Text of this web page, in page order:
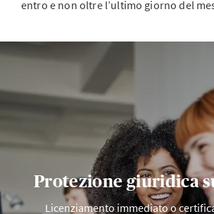
entro e non oltre l’ultimo giorno del
Protezione giuridica
Licenziamento immediato o